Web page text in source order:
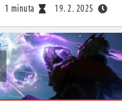
1 minuta 19. 2. 2025